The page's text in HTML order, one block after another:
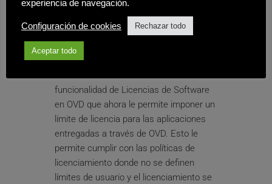
globales o de varios inquilinos en varias
páginas que les permiten filtrar la
información mostrada por inquilino.
Cumplimiento de licencias de software
funcionalidad de Licencias de Software
en OVD que ahora le permite imponer un
límite de licencia para las aplicaciones
entregadas a través de OVD. Esto le
permite cumplir con las políticas de
licenciamiento donde no se definen
límites de usuario y el licenciamiento se
experiencia de navegación.
Configuración de cookies Rechazar todo
Aceptar todo